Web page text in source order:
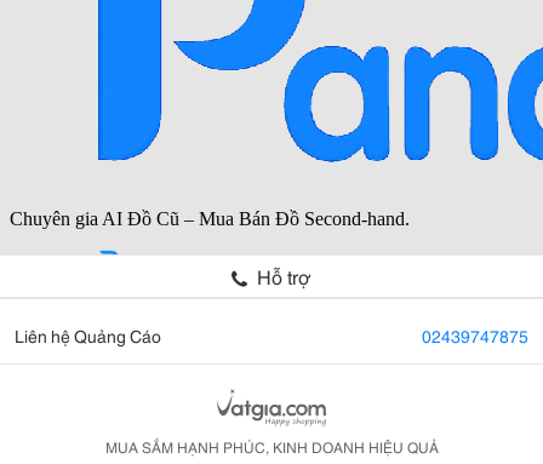
Hỗ trợ
Liên hệ Quảng Cáo 02439747875
MUA SẮM HẠNH PHÚC, KINH DOANH HIỆU QUẢ